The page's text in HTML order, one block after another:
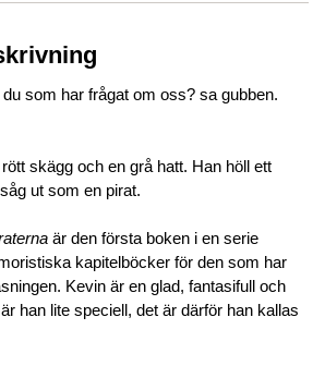
som har frågat om oss? sa gubben.
skägg och en grå hatt. Han höll ett
ut som en pirat.
är den första boken i en serie
kapitelböcker för den som har
Kevin är en glad, fantasifull och
han lite speciell, det är därför han kallas